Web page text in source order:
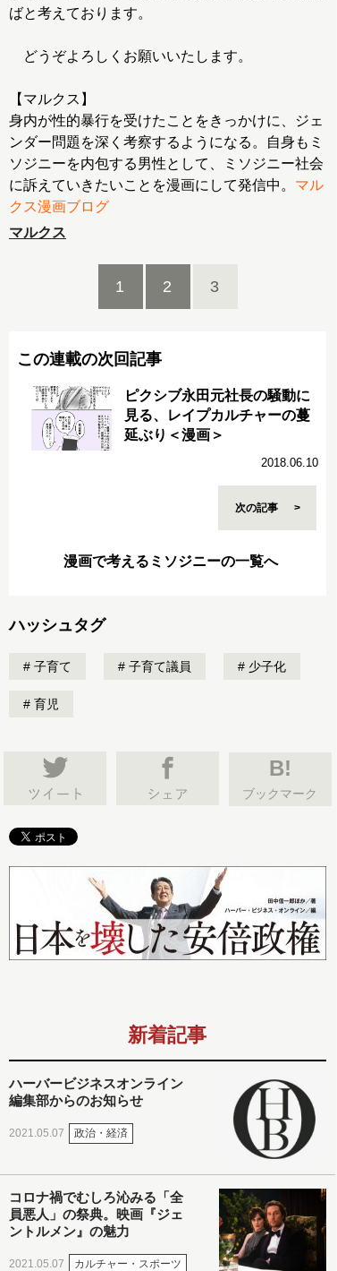
ばと考えております。
どうぞよろしくお願いいたします。
【マルクス】
身内が性的暴行を受けたことをきっかけに、ジェ
ンダー問題を深く考察するようになる。自身もミ
ソジニーを内包する男性として、ミソジニー社会
に訴えていきたいことを漫画にして発信中。 マル
クス漫画ブログ
マルクス
1 2 3
この連載の次回記事
ピクシブ永田元社長の騒動に
見る、レイプカルチャーの蔓
延ぶり＜漫画＞
2018.06.10
次の記事
漫画で考えるミソジニーの一覧へ
ハッシュタグ
子育て 子育て議員 少子化
育児
B!
ブックマーク
新着記事
ハーバービジネスオンライン
編集部からのお知らせ
2021.05.07 政治・経済
コロナ禍でむしろ沁みる「全
員悪人」の祭典。映画『ジェ
ントルメン』の魅力
2021.05.07 カルチャー・スポーツ